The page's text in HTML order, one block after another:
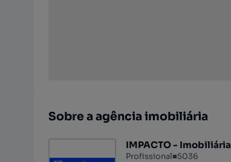
Sobre a agência imobiliária
IMPACTO - Imobiliária
Profissional■5036